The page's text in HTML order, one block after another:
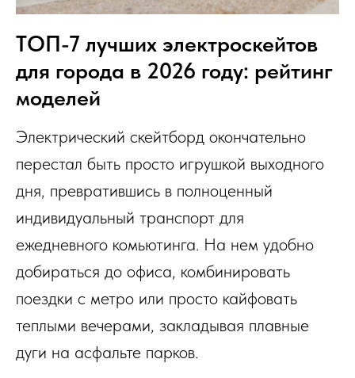
ТОП-7 лучших электроскейтов
для города в 2026 году: рейтинг
моделей
Электрический скейтборд окончательно
перестал быть просто игрушкой выходного
дня, превратившись в полноценный
индивидуальный транспорт для
ежедневного комьютинга. На нем удобно
добираться до офиса, комбинировать
поездки с метро или просто кайфовать
теплыми вечерами, закладывая плавные
дуги на асфальте парков.